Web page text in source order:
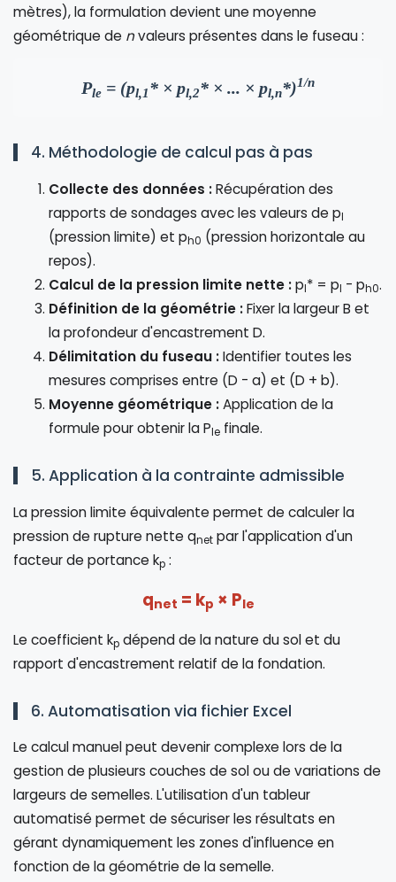
mètres), la formulation devient une moyenne
géométrique de nvaleurs présentes dans le fuseau :
Ple = (pl,1* × pl,2* × ... × pl,n*)1/n
4. Méthodologie de calcul pas à pas
Collecte des données :Récupération des
rapports de sondages avec les valeurs de pl
(pression limite) et ph0 (pression horizontale au
repos).
Calcul de la pression limite nette :pl* = pl - ph0.
Définition de la géométrie :Fixer la largeur B et
la profondeur d'encastrement D.
Délimitation du fuseau :Identifier toutes les
mesures comprises entre (D - a) et (D + b).
Moyenne géométrique :Application de la
formule pour obtenir la Ple finale.
5. Application à la contrainte admissible
La pression limite équivalente permet de calculer la
pression de rupture nette qnet par l'application d'un
facteur de portance kp :
qnet = kp × Ple
Le coefficient kp dépend de la nature du sol et du
rapport d'encastrement relatif de la fondation.
6. Automatisation via fichier Excel
Le calcul manuel peut devenir complexe lors de la
gestion de plusieurs couches de sol ou de variations de
largeurs de semelles. L'utilisation d'un tableur
automatisé permet de sécuriser les résultats en
gérant dynamiquement les zones d'influence en
fonction de la géométrie de la semelle.